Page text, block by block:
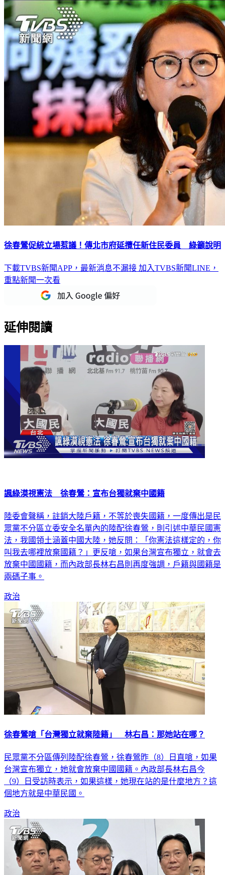
徐春鶯促統立場惹議！傳北市府延攬任新住民委員 綠籲說明
下載TVBS新聞APP，最新消息不漏接 加入TVBS新聞LINE，
重點新聞一次看
延伸閱讀
諷綠漠視憲法 徐春鶯：宣布台獨就棄中國籍
陸委會聲稱，註銷大陸戶籍，不等於喪失國籍，一度傳出是民
眾黨不分區立委安全名單內的陸配徐春鶯，則引述中華民國憲
法，我國領土涵蓋中國大陸，她反問：「你憲法這樣定的，你
叫我去哪裡放棄國籍？」更反嗆，如果台灣宣布獨立，就會去
放棄中國國籍，而內政部長林右昌則再度強調，戶籍與國籍是
兩碼子事。
政治
徐春鶯嗆「台灣獨立就棄陸籍」 林右昌：那她站在哪？
民眾黨不分區傳列陸配徐春鶯，徐春鶯昨（8）日直嗆，如果
台灣宣布獨立，她就會放棄中國國籍。內政部長林右昌今
（9）日受訪時表示，如果這樣，她現在站的是什麼地方？這
個地方就是中華民國。
政治